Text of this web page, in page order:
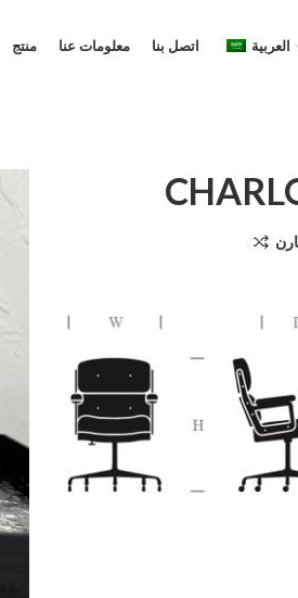
منتج معلومات عنا اتصل بنا العربية